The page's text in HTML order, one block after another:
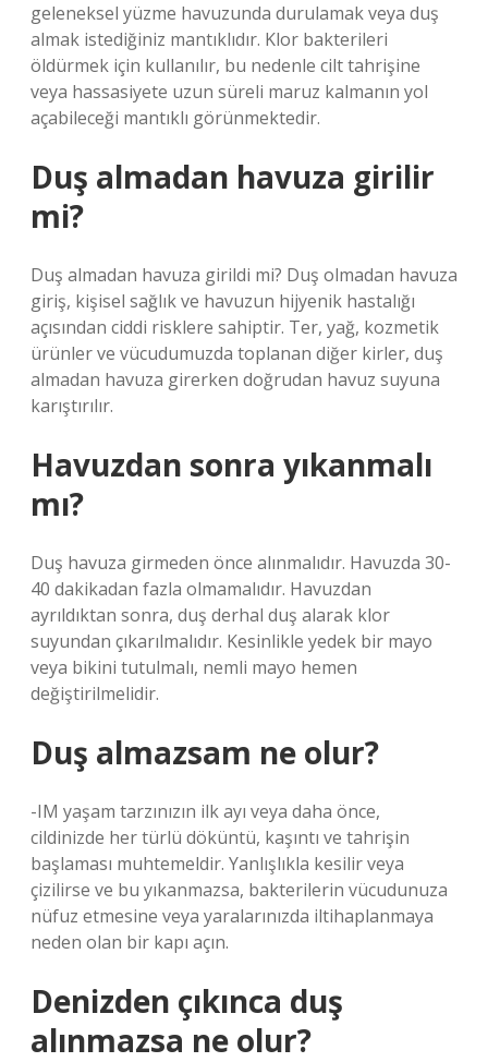
geleneksel yüzme havuzunda durulamak veya duş
almak istediğiniz mantıklıdır. Klor bakterileri
öldürmek için kullanılır, bu nedenle cilt tahrişine
veya hassasiyete uzun süreli maruz kalmanın yol
açabileceği mantıklı görünmektedir.
Duş almadan havuza girilir
mi?
Duş almadan havuza girildi mi? Duş olmadan havuza
giriş, kişisel sağlık ve havuzun hijyenik hastalığı
açısından ciddi risklere sahiptir. Ter, yağ, kozmetik
ürünler ve vücudumuzda toplanan diğer kirler, duş
almadan havuza girerken doğrudan havuz suyuna
karıştırılır.
Havuzdan sonra yıkanmalı
mı?
Duş havuza girmeden önce alınmalıdır. Havuzda 30-
40 dakikadan fazla olmamalıdır. Havuzdan
ayrıldıktan sonra, duş derhal duş alarak klor
suyundan çıkarılmalıdır. Kesinlikle yedek bir mayo
veya bikini tutulmalı, nemli mayo hemen
değiştirilmelidir.
Duş almazsam ne olur?
-IM yaşam tarzınızın ilk ayı veya daha önce,
cildinizde her türlü döküntü, kaşıntı ve tahrişin
başlaması muhtemeldir. Yanlışlıkla kesilir veya
çizilirse ve bu yıkanmazsa, bakterilerin vücudunuza
nüfuz etmesine veya yaralarınızda iltihaplanmaya
neden olan bir kapı açın.
Denizden çıkınca duş
alınmazsa ne olur?